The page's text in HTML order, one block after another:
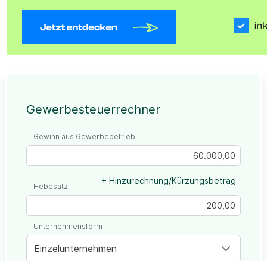
Gewerbesteuerrechner
Gewinn aus Gewerbebetrieb
+ Hinzurechnung/Kürzungsbetrag
Hebesatz
Einzelunternehmen
Unternehmensform